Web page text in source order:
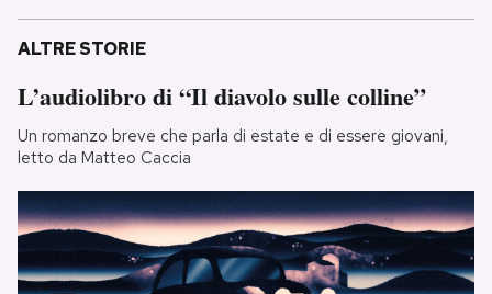
ALTRE STORIE
L’audiolibro di “Il diavolo sulle colline”
Un romanzo breve che parla di estate e di essere giovani,
letto da Matteo Caccia